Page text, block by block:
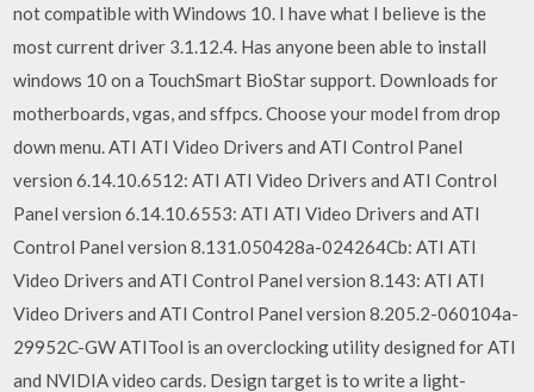
not compatible with Windows 10. I have what I believe is the
most current driver 3.1.12.4. Has anyone been able to install
windows 10 on a TouchSmart BioStar support. Downloads for
motherboards, vgas, and sffpcs. Choose your model from drop
down menu. ATI ATI Video Drivers and ATI Control Panel
version 6.14.10.6512: ATI ATI Video Drivers and ATI Control
Panel version 6.14.10.6553: ATI ATI Video Drivers and ATI
Control Panel version 8.131.050428a-024264Cb: ATI ATI
Video Drivers and ATI Control Panel version 8.143: ATI ATI
Video Drivers and ATI Control Panel version 8.205.2-060104a-
29952C-GW ATITool is an overclocking utility designed for ATI
and NVIDIA video cards. Design target is to write a light-